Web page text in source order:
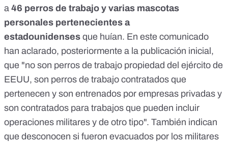
a 46 perros de trabajo y varias mascotas
personales pertenecientes a
estadounidenses que huían. En este comunicado
han aclarado, posteriormente a la publicación inicial,
que "no son perros de trabajo propiedad del ejército de
EEUU, son perros de trabajo contratados que
pertenecen y son entrenados por empresas privadas y
son contratados para trabajos que pueden incluir
operaciones militares y de otro tipo". También indican
que desconocen si fueron evacuados por los militares